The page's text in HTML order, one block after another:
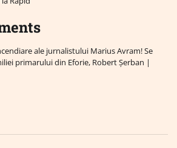
ale jurnalistului Marius Avram! Se
primarului din Eforie, Robert Șerban |